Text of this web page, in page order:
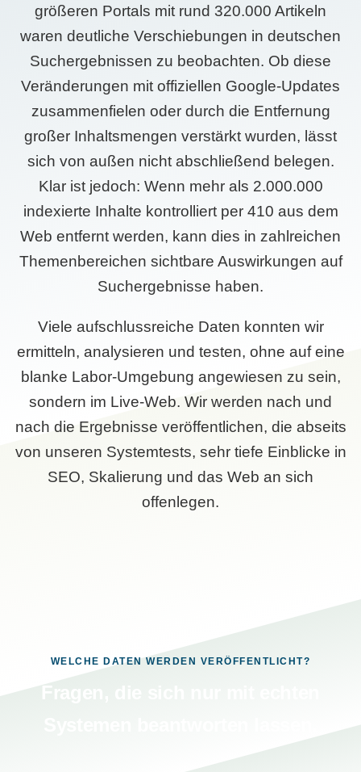
größeren Portals mit rund 320.000 Artikeln
waren deutliche Verschiebungen in deutschen
Suchergebnissen zu beobachten. Ob diese
Veränderungen mit offiziellen Google-Updates
zusammenfielen oder durch die Entfernung
großer Inhaltsmengen verstärkt wurden, lässt
sich von außen nicht abschließend belegen.
Klar ist jedoch: Wenn mehr als 2.000.000
indexierte Inhalte kontrolliert per 410 aus dem
Web entfernt werden, kann dies in zahlreichen
Themenbereichen sichtbare Auswirkungen auf
Suchergebnisse haben.
Viele aufschlussreiche Daten konnten wir
ermitteln, analysieren und testen, ohne auf eine
blanke Labor-Umgebung angewiesen zu sein,
sondern im Live-Web. Wir werden nach und
nach die Ergebnisse veröffentlichen, die abseits
von unseren Systemtests, sehr tiefe Einblicke in
SEO, Skalierung und das Web an sich
offenlegen.
WELCHE DATEN WERDEN VERÖFFENTLICHT?